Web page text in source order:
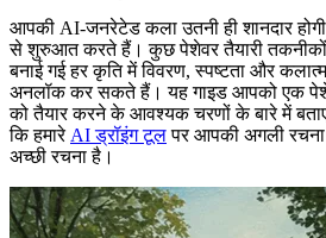
आपकी AI-जनरेटेड कला उतनी ही शानदार
से शुरुआत करते हैं। कुछ पेशेवर तैयारी
बनाई गई हर कृति में विवरण, स्पष्टता और
अनलॉक कर सकते हैं। यह गाइड आपको एक
को तैयार करने के आवश्यक चरणों के बारे में
कि हमारेAI ड्रॉइंग टूलपर आपकी अगली
अच्छी रचना है।